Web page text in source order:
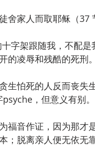
舍家人而取耶稣（37
字架跟随我，不配是
的凌辱和残酷的死刑。
生怕死的人反而丧失
，但意义有别。
音作证，因为那才
；脱离亲人便无依无